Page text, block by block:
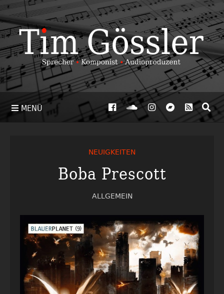
MENÜ
NEUIGKEITEN
Boba Prescott
ALLGEMEIN